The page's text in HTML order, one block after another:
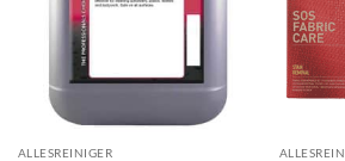
ALLESREINIGER